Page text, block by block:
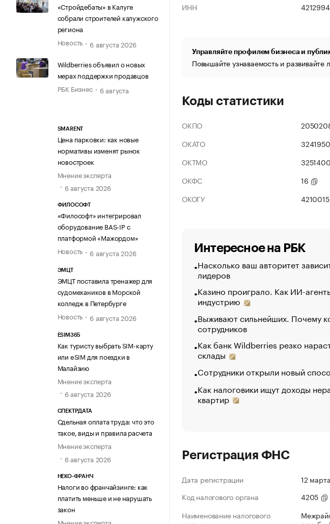
«Стройдебаты» в Калуге
собрали строителей калужского
региона
Новость
6 августа 2026
Wildberries объявил о новых
мерах поддержки продавцов
РБК Бизнес
6 августа
SMARENT
Цена парковки: как новые
нормативы изменят рынок
новостроек
Мнение эксперта
6 августа 2026
ФИЛОСОФТ
«Философт» интегрировал
оборудование BAS-IP с
платформой «Мажордом»
Новость
6 августа 2026
ЭМЦТ
ЭМЦТ поставила тренажер для
судомехаников в Морской
колледж в Петербурге
Новость
6 августа 2026
ESIM365
Как туристу выбрать SIM-карту
или eSIM для поездки в
Малайзию
Мнение эксперта
6 августа 2026
СПЕКТРДАТА
Сдельная оплата труда: что это
такое, виды и правила расчета
Мнение эксперта
6 августа 2026
НЕКО-ФРАНЧ
Налоги во франчайзинге: как
платить меньше и не нарушать
закон
Мнение эксперта
ИНН
Управляйте профилем бизнеса и
Повышайте узнаваемость и развивайте
Коды статистики
ОКПО
ОКАТО
ОКТМО
ОКФС
16
ОКОГУ
4210015
Интересное на РБК
Насколько ваш авторитет
лидеров
Казино проиграло. Как ИИ-
индустрию
Выживают сильнейших. Почему
сотрудников
Как банк Wildberries резко
склады
Сотрудники открыли новый
Как налоговики ищут доходы
квартир
Регистрация ФНС
Дата регистрации
12
Код налогового органа
4205
Наименование налогового